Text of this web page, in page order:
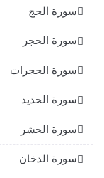
سورة الحج
سورة الحجر
سورة الحجرات
سورة الحديد
سورة الحشر
سورة الدخان